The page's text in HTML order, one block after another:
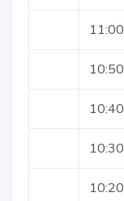
11:00
10:50
10:40
10:30
10:20